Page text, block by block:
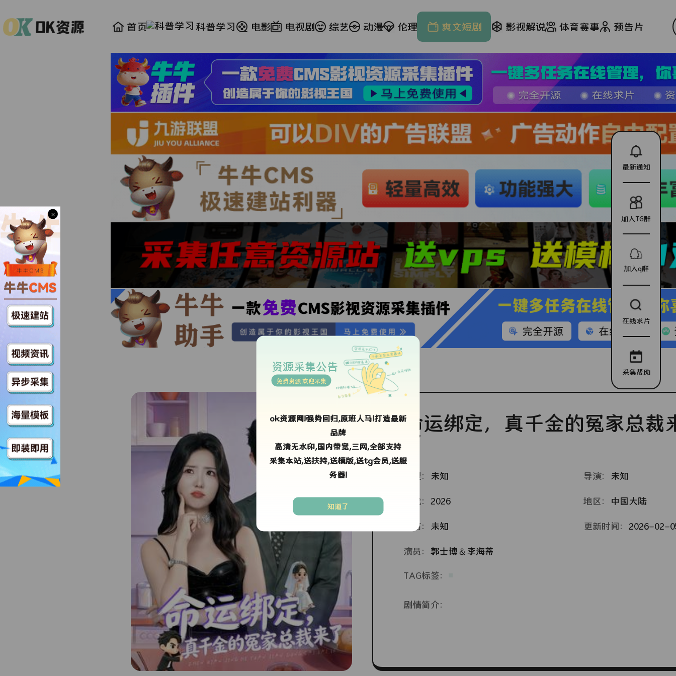
首页 科普学习 电影 电视剧 综艺 动漫 伦理 爽文短剧 影视解说 体育赛事 预告片
命运绑定，真千金的冤家总裁
了
类型： 未知 导演： 未知
年代： 2026 地区： 中国大陆
语言： 未知 更新时间： 2026-02-
演员： 郭士博＆李海蒂
TAG标签：
剧情简介：
最新通知
加入TG群
加入q群
在线求片
采集帮助
资源采集公告
免费资源 欢迎采集
ok资源网!强势回归,原班人马!打造最新
品牌
高清无水印,国内带宽,三网,全部支持
采集本站,送扶持,送模版,送tg会员,送服
务器!
知道了
×